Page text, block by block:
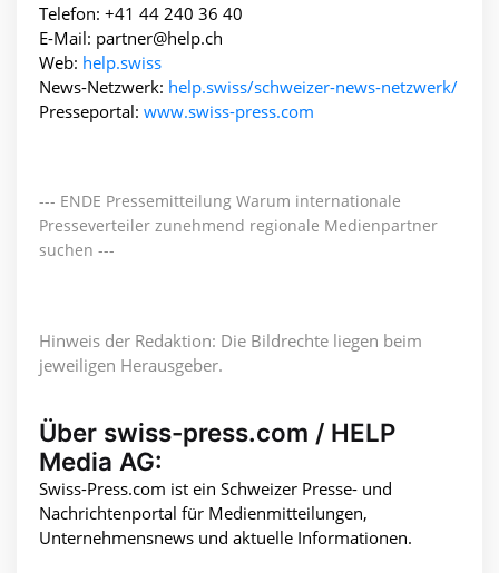
Telefon: +41 44 240 36 40
E-Mail: partner@help.ch
Web: help.swiss
News-Netzwerk: help.swiss/schweizer-news-netzwerk/
Presseportal: www.swiss-press.com
--- ENDE Pressemitteilung Warum internationale
Presseverteiler zunehmend regionale Medienpartner
suchen ---
Hinweis der Redaktion: Die Bildrechte liegen beim
jeweiligen Herausgeber.
Über swiss-press.com / HELP
Media AG:
Swiss-Press.com ist ein Schweizer Presse- und
Nachrichtenportal für Medienmitteilungen,
Unternehmensnews und aktuelle Informationen.